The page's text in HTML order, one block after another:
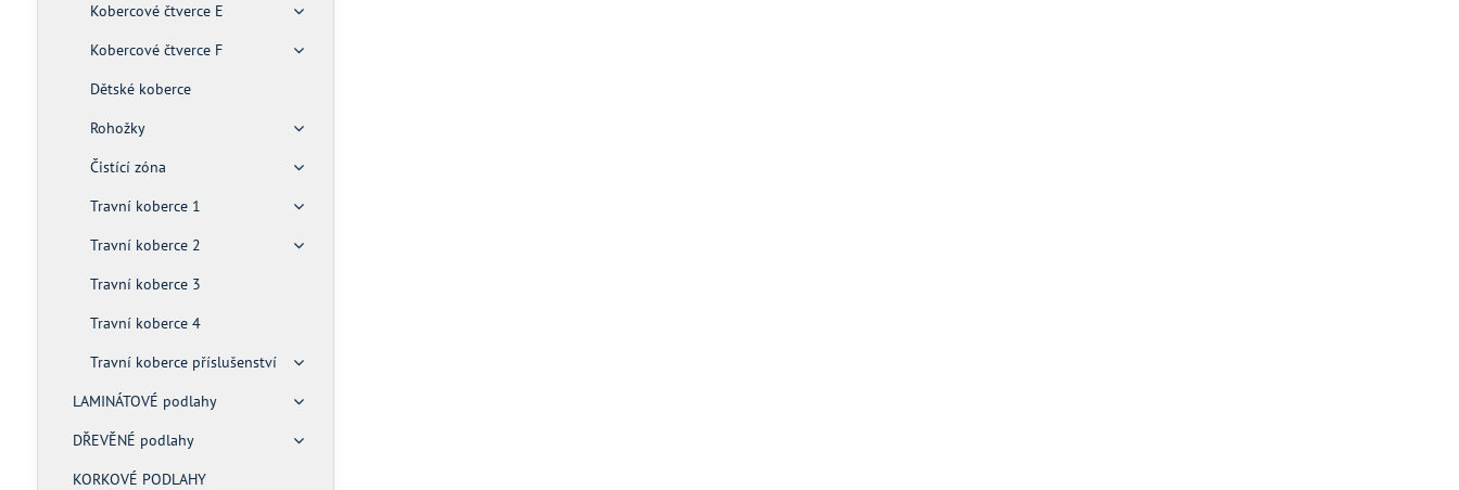
Kobercové čtverce E
Kobercové čtverce F
Dětské koberce
Rohožky
Čistící zóna
Travní koberce 1
Travní koberce 2
Travní koberce 3
Travní koberce 4
Travní koberce příslušenství
LAMINÁTOVÉ podlahy
DŘEVĚNÉ podlahy
KORKOVÉ PODLAHY